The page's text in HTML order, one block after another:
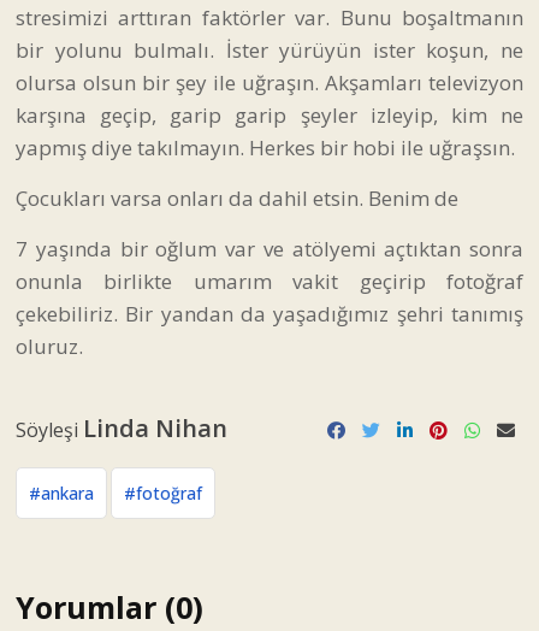
stresimizi arttıran faktörler var. Bunu boşaltmanın
bir yolunu bulmalı. İster yürüyün ister koşun, ne
olursa olsun bir şey ile uğraşın. Akşamları televizyon
karşına geçip, garip garip şeyler izleyip, kim ne
yapmış diye takılmayın. Herkes bir hobi ile uğraşsın.
Çocukları varsa onları da dahil etsin. Benim de
7 yaşında bir oğlum var ve atölyemi açtıktan sonra
onunla birlikte umarım vakit geçirip fotoğraf
çekebiliriz. Bir yandan da yaşadığımız şehri tanımış
oluruz.
Söyleşi Linda Nihan
#ankara #fotoğraf
Yorumlar (0)